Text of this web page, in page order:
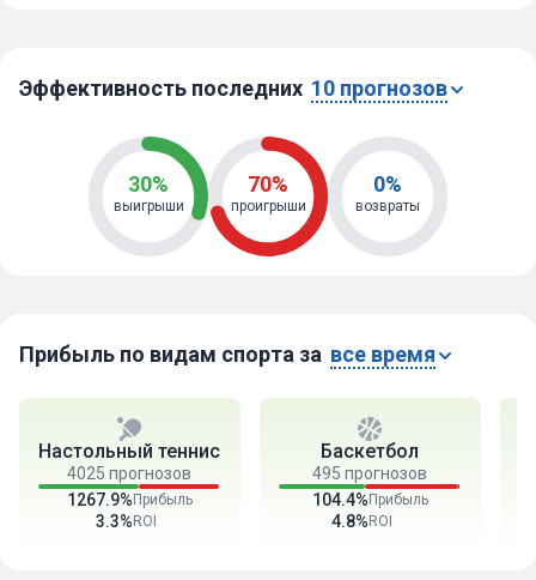
Эффективность последних 10 прогнозов
30%
выигрыши
70%
проигрыши
0%
возвраты
Прибыль по видам спорта за все время
Настольный теннис
4025 прогнозов
1267.9%
3.3%
Прибыль
ROI
Баскетбол
495 прогнозов
104.4%
4.8%
Прибыль
ROI